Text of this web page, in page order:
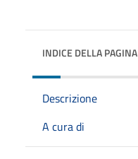
INDICE DELLA PAGINA
Descrizione
A cura di